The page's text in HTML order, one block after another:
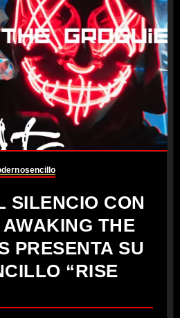
sencillo
SILENCIO CON
THE
PRESENTA SU
“RISE